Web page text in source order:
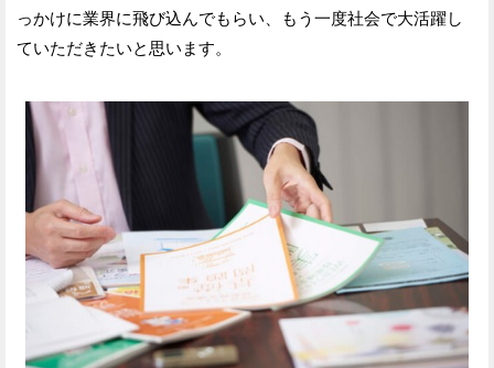
っかけに業界に飛び込んでもらい、もう一度社会で大活躍し
ていただきたいと思います。